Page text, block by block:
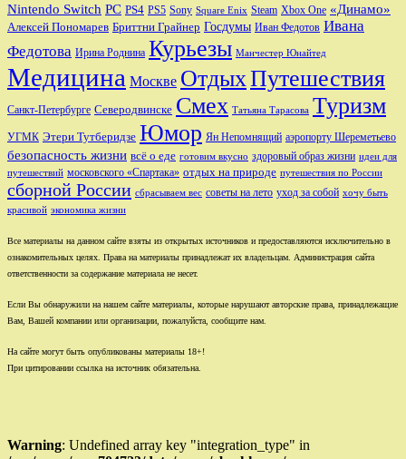
Nintendo Switch PC PS4 PS5 Sony Square Enix Steam Xbox One «Динамо»
Алексей Пономарев Бриттни Грайнер Госдумы Иван Федотов Ивана
Федотова Ирина Роднина Курьезы Манчестер Юнайтед
Медицина Москве ОтдыхПутешествия
Санкт-Петербурге Северодвинске Смех Татьяна Тарасова Туризм
УГМК Этери Тутберидзе Юмор Ян Непомнящий аэропорту Шереметьево
безопасность жизни всё о еде готовим вкусно здоровый образ жизни идеи для
путешествий московского «Спартака» отдых на природе путешествия по России
сборной России сбрасываем вес советы на лето уход за собой хочу быть
красивой экономика жизни
Все материалы на данном сайте взяты из открытых источников и предоставляются исключительно в
ознакомительных целях. Права на материалы принадлежат их владельцам. Администрация сайта
ответственности за содержание материала не несет.
Если Вы обнаружили на нашем сайте материалы, которые нарушают авторские права, принадлежащие
Вам, Вашей компании или организации, пожалуйста, сообщите нам.
На сайте могут быть опубликованы материалы 18+!
При цитировании ссылка на источник обязательна.
Warning: Undefined array key "integration_type" in